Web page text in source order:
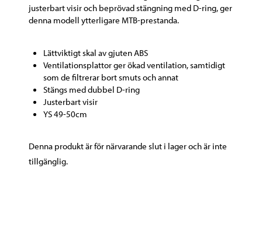
justerbart visir och beprövad stängning med D-ring, ger
denna modell ytterligare MTB-prestanda.
Lättviktigt skal av gjuten ABS
Ventilationsplattor ger ökad ventilation, samtidigt
som de filtrerar bort smuts och annat
Stängs med dubbel D-ring
Justerbart visir
YS 49-50cm
Denna produkt är för närvarande slut i lager och är inte
tillgänglig.